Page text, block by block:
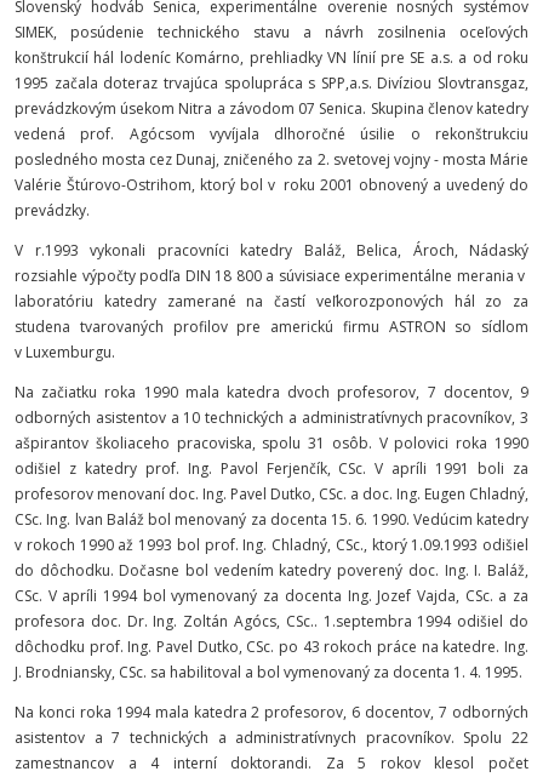
Slovenský hodváb Senica, experimentálne overenie nosných systémov
SIMEK, posúdenie technického stavu a návrh zosilnenia oceľových
konštrukcií hál lodeníc Komárno, prehliadky VN línií pre SE a.s. a od roku
1995 začala doteraz trvajúca spolupráca s SPP,a.s. Divíziou Slovtransgaz,
prevádzkovým úsekom Nitra a závodom 07 Senica. Skupina členov katedry
vedená prof. Agócsom vyvíjala dlhoročné úsilie o rekonštrukciu
posledného mosta cez Dunaj, zničeného za 2. svetovej vojny - mosta Márie
Valérie Štúrovo-Ostrihom, ktorý bol v roku 2001 obnovený a uvedený do
prevádzky.
V r.1993 vykonali pracovníci katedry Baláž, Belica, Ároch, Nádaský
rozsiahle výpočty podľa DIN 18 800 a súvisiace experimentálne merania v
laboratóriu katedry zamerané na častí veľkorozponových hál zo za
studena tvarovaných profilov pre americkú firmu ASTRON so sídlom
v Luxemburgu.
Na začiatku roka 1990 mala katedra dvoch profesorov, 7 docentov, 9
odborných asistentov a 10 technických a administratívnych pracovníkov, 3
ašpirantov školiaceho pracoviska, spolu 31 osôb. V polovici roka 1990
odišiel z katedry prof. Ing. Pavol Ferjenčík, CSc. V apríli 1991 boli za
profesorov menovaní doc. Ing. Pavel Dutko, CSc. a doc. Ing. Eugen Chladný,
CSc. Ing. lvan Baláž bol menovaný za docenta 15. 6. 1990. Vedúcim katedry
v rokoch 1990 až 1993 bol prof. Ing. Chladný, CSc., ktorý 1.09.1993 odišiel
do dôchodku. Dočasne bol vedením katedry poverený doc. Ing. I. Baláž,
CSc. V apríli 1994 bol vymenovaný za docenta Ing. Jozef Vajda, CSc. a za
profesora doc. Dr. Ing. Zoltán Agócs, CSc.. 1.septembra 1994 odišiel do
dôchodku prof. Ing. Pavel Dutko, CSc. po 43 rokoch práce na katedre. Ing.
J. Brodniansky, CSc. sa habilitoval a bol vymenovaný za docenta 1. 4. 1995.
Na konci roka 1994 mala katedra 2 profesorov, 6 docentov, 7 odborných
asistentov a 7 technických a administratívnych pracovníkov. Spolu 22
zamestnancov a 4 interní doktorandi. Za 5 rokov klesol počet